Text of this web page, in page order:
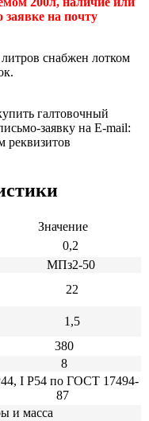
заявке на почту
снабжен лотком
галтовочный
заявку на E-mail:
реквизитов
Значение
0,2
МПз2-50
22
1,5
380
8
I P54 по ГОСТ 17494-
87
и масса